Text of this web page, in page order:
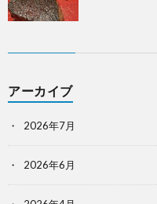
アーカイブ
2026年7月
2026年6月